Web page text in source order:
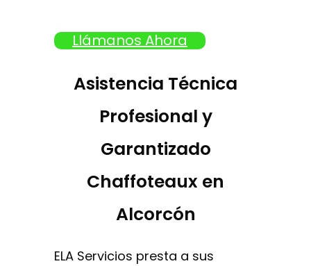
Llámanos Ahora
Asistencia Técnica
Profesional y
Garantizado
Chaffoteaux en
Alcorcón
ELA Servicios presta a sus